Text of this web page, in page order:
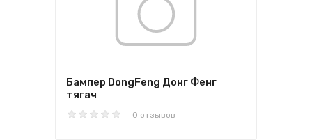
Бампер DongFeng Донг Фенг
тягач
0 отзывов